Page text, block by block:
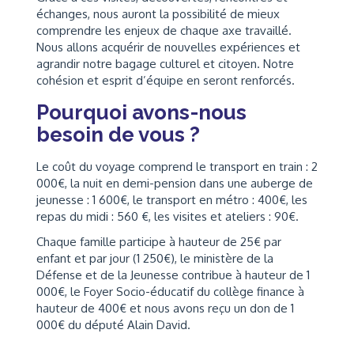
échanges, nous auront la possibilité de mieux
comprendre les enjeux de chaque axe travaillé.
Nous allons acquérir de nouvelles expériences et
agrandir notre bagage culturel et citoyen. Notre
cohésion et esprit d’équipe en seront renforcés.
Pourquoi avons-nous
besoin de vous ?
Le coût du voyage comprend le transport en train : 2
000€, la nuit en demi-pension dans une auberge de
jeunesse : 1 600€, le transport en métro : 400€, les
repas du midi : 560 €, les visites et ateliers : 90€.
Chaque famille participe à hauteur de 25€ par
enfant et par jour (1 250€), le ministère de la
Défense et de la Jeunesse contribue à hauteur de 1
000€, le Foyer Socio-éducatif du collège finance à
hauteur de 400€ et nous avons reçu un don de 1
000€ du député Alain David.